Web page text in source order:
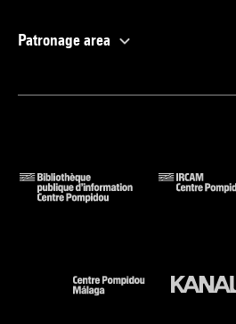
Patronage area